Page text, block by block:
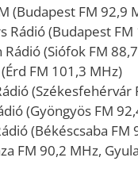
(Budapest FM 92,9
Rádió (Budapest
Rádió (Siófok FM
FM 101,3 MHz)
(Székesfehérvár
(Gyöngyös FM
(Békéscsaba FM
FM 90,2 MHz,